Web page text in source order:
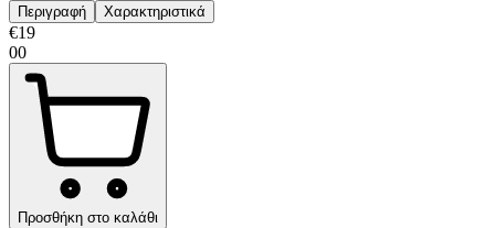
Περιγραφή Χαρακτηριστικά
€19
00
Προσθήκη στο καλάθι